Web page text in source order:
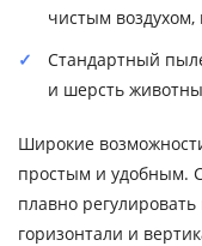
чистым воздухом,
Стандартный
и шерсть
Широкие
простым и удобным.
плавно
горизонтали и